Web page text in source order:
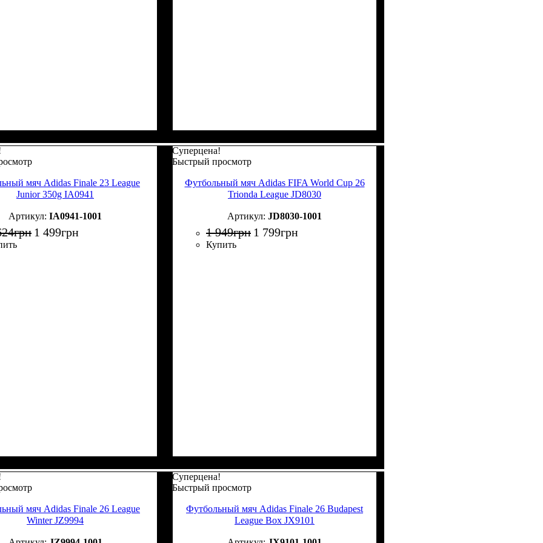
мяч Adidas Finale 23 League
Junior 350g IA0941
IA0941-1001
грн 1 499грн
Суперцена!
Быстрый просмотр
Футбольный мяч Adidas FIFA World Cup 26
Trionda League JD8030
JD8030-1001
1 949грн 1 799грн
Купить
мяч Adidas Finale 26 League
Winter JZ9994
Суперцена!
Быстрый просмотр
Футбольный мяч Adidas Finale 26 Budapest
League Box JX9101